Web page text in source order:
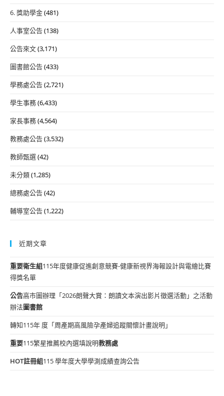
6. 獎助學金(481)
人事室公告(138)
公告來文(3,171)
圖書館公告(433)
學務處公告(2,721)
學生事務(6,433)
家長事務(4,564)
教務處公告(3,532)
教師甄選(42)
未分類(1,285)
總務處公告(42)
輔導室公告(1,222)
近期文章
重要衛生組115年度健康促進創意競賽-健康新視界海報設計與電繪比賽
得獎名單
公告高市圖辦理「2026朗聲大賞：朗讀文本演出影片徵選活動」之活動
辦法圖書館
轉知115年 度「周產期高風險孕產婦追蹤關懷計畫說明」
重要115繁星推薦校內選填說明教務處
HOT註冊組115 學年度大學學測成績查詢公告